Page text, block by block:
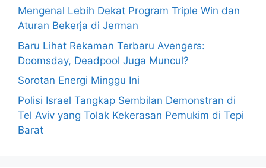
Mengenal Lebih Dekat Program Triple Win dan
Aturan Bekerja di Jerman
Baru Lihat Rekaman Terbaru Avengers:
Doomsday, Deadpool Juga Muncul?
Sorotan Energi Minggu Ini
Polisi Israel Tangkap Sembilan Demonstran di
Tel Aviv yang Tolak Kekerasan Pemukim di Tepi
Barat